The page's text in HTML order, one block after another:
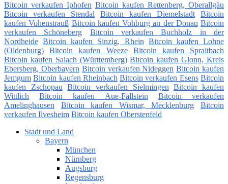
Bitcoin verkaufen Iphofen Bitcoin kaufen Rettenberg, Oberallgäu
Bitcoin verkaufen Stendal
Bitcoin kaufen Diemelstadt
Bitcoin
kaufen Vohenstrauß Bitcoin kaufen Vohburg an der Donau Bitcoin
verkaufen Schöneberg
Bitcoin verkaufen Buchholz in der
Nordheide Bitcoin kaufen Sinzig, Rhein Bitcoin kaufen Lohne
(Oldenburg)
Bitcoin kaufen Weeze
Bitcoin kaufen Spraitbach
Bitcoin kaufen Salach (Württemberg) Bitcoin kaufen Glonn, Kreis
Ebersberg, Oberbayern Bitcoin verkaufen Nideggen Bitcoin kaufen
Jemgum Bitcoin kaufen Rheinbach Bitcoin verkaufen Esens Bitcoin
kaufen Zschopau
Bitcoin verkaufen Sielmingen
Bitcoin kaufen
Wittlich
Bitcoin kaufen Aue-Fallstein
Bitcoin verkaufen
Amelinghausen
Bitcoin kaufen Wismar, Mecklenburg
Bitcoin
verkaufen Ilvesheim Bitcoin kaufen Oberstenfeld
Stadt und Land
Bayern
München
Nürnberg
Augsburg
Regensburg